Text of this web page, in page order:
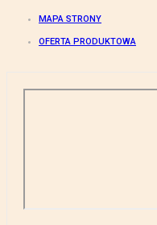
MAPA STRONY
OFERTA PRODUKTOWA